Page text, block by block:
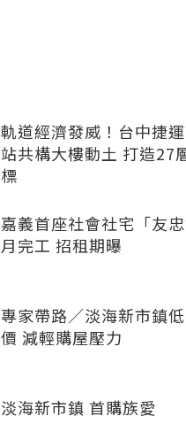
軌道經濟發威！台中捷
站共構大樓動土 打造27
標
嘉義首座社會社宅「友
月完工 招租期曝
專家帶路／淡海新市鎮
價 減輕購屋壓力
淡海新市鎮 首購族愛